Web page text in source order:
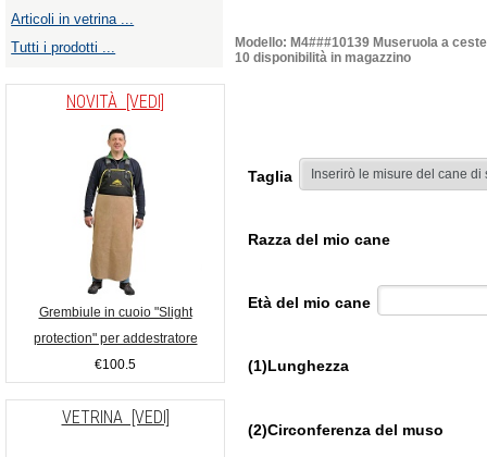
Articoli in vetrina ...
Tutti i prodotti ...
NOVITÀ [VEDI]
Grembiule in cuoio "Slight
protection" per addestratore
€100.5
VETRINA [VEDI]
Modello: M4###10139 Museruola a
10 disponibilità in magazzino
Taglia
Razza del mio cane
Età del mio cane
(1)Lunghezza
(2)Circonferenza del muso